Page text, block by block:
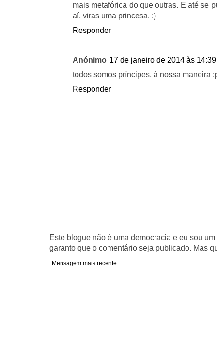
mais metafórica do que outras. E até se
aí, viras uma princesa. :)
Responder
Anónimo 17 de janeiro de 2014 às 14:39
todos somos príncipes, à nossa maneira
Responder
Este blogue não é uma democracia e eu sou
garanto que o comentário seja publicado. Mas
Mensagem mais recente